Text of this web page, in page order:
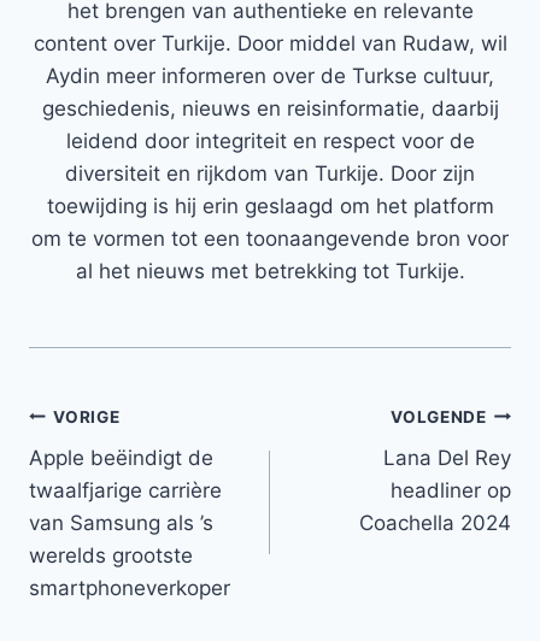
het brengen van authentieke en relevante
content over Turkije. Door middel van Rudaw, wil
Aydin meer informeren over de Turkse cultuur,
geschiedenis, nieuws en reisinformatie, daarbij
leidend door integriteit en respect voor de
diversiteit en rijkdom van Turkije. Door zijn
toewijding is hij erin geslaagd om het platform
om te vormen tot een toonaangevende bron voor
al het nieuws met betrekking tot Turkije.
Bericht
navigatie
VORIGE
Apple beëindigt de
twaalfjarige carrière
van Samsung als ’s
werelds grootste
smartphoneverkoper
VOLGENDE
Lana Del Rey
headliner op
Coachella 2024